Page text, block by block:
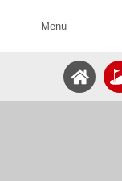
Menü